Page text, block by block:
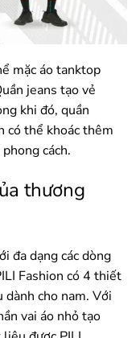
mặc áo tanktop
jeans tạo vẻ
khi đó, quần
có thể khoác thêm
cách.
thương
đa dạng các dòng
Fashion có 4 thiết
dành cho nam. Với
vai áo nhỏ tạo